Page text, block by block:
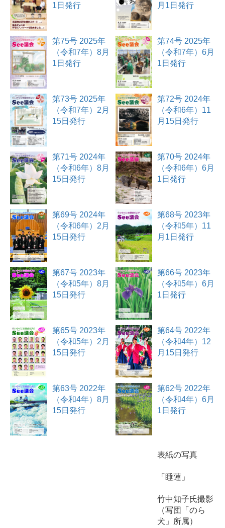
1日発行
月1日発行
第75号 2025年
（令和7年）8月
1日発行
第74号 2025年
（令和7年）6月
1日発行
第73号 2025年
（令和7年）2月
15日発行
第72号 2024年
（令和6年）11
月15日発行
第71号 2024年
（令和6年）8月
15日発行
第70号 2024年
（令和6年）6月
1日発行
第69号 2024年
（令和6年）2月
15日発行
第68号 2023年
（令和5年）11
月1日発行
第67号 2023年
（令和5年）8月
15日発行
第66号 2023年
（令和5年）6月
1日発行
第65号 2023年
（令和5年）2月
15日発行
第64号 2022年
（令和4年）12
月15日発行
第63号 2022年
（令和4年）8月
15日発行
第62号 2022年
（令和4年）6月
1日発行
表紙の写真
「睡蓮」
竹中知子氏撮影
（写団「のら
犬」所属）